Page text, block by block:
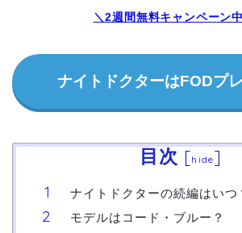
＼2週間無料キャンペーン
ナイトドクターはFODプ
目次 [hide]
ナイトドクターの続編はいつ
モデルはコード・ブルー？